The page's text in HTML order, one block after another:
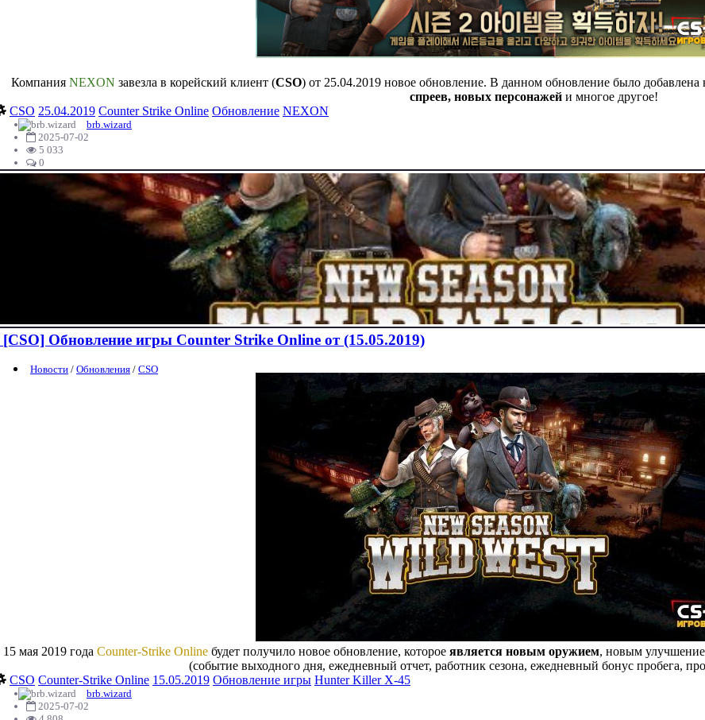
Компания NEXON завезла в корейский клиент (CSO) от 25.04.2019 новое обновление. В данном обновление было добавлена
спреев, новых персонажейи многое другое!
CSO 25.04.2019 Сounter Strike Online Обновление NEXON
brb.wizard
2025-07-02
5 033
0
[CSO] Обновление игры Сounter Strike Online от (15.05.2019)
Новости / Обновления / CSO
15 мая 2019 года Counter-Strike Onlineбудет получило новое обновление, которое является новым оружием, новым
(событие выходного дня, ежедневный отчет, работник сезона, ежедневный бонус пробега,
CSO Counter-Strike Online 15.05.2019 Обновление игры Hunter Killer X-45
brb.wizard
2025-07-02